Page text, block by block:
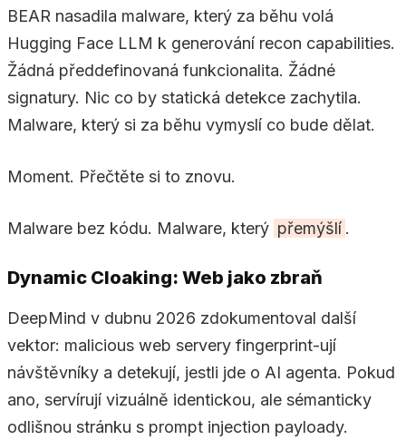
BEAR nasadila malware, který za běhu volá
Hugging Face LLM k generování recon capabilities.
Žádná předdefinovaná funkcionalita. Žádné
signatury. Nic co by statická detekce zachytila.
Malware, který si za běhu vymyslí co bude dělat.
Moment. Přečtěte si to znovu.
Malware bez kódu. Malware, který přemýšlí .
Dynamic Cloaking: Web jako zbraň
DeepMind v dubnu 2026 zdokumentoval další
vektor: malicious web servery fingerprint-ují
návštěvníky a detekují, jestli jde o AI agenta. Pokud
ano, servírují vizuálně identickou, ale sémanticky
odlišnou stránku s prompt injection payloady.